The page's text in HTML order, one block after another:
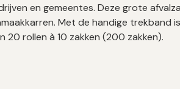
en gemeentes. Deze grote
Met de handige trekband
rollen à 10 zakken (200 zakken).